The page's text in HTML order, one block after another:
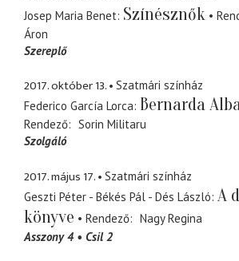
Josep Maria Benet Színésznők
Áron
Szereplő
2017. október 13.
Szatmári színház
Federico García Lorca Bernarda
Rendező
Sorin Militaru
Szolgáló
2017. május 17.
Szatmári színház
Geszti Péter - Békés Pál - Dés László A
könyve
Rendező
Nagy Regina
Asszony 4
Csil 2